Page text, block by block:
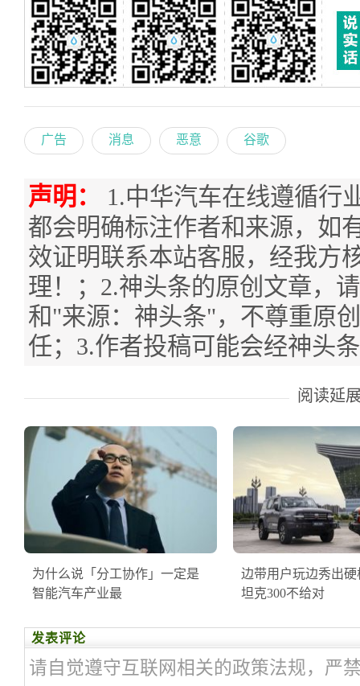
广告 消息 恶意 谷歌
声明：
1.中华汽车在线遵循行
都会明确标注作者和来源，如
效证明联系本站客服，经我方
理！；2.神头条的原创文章，
和"来源：神头条"，不尊重原
任；3.作者投稿可能会经神头
阅读延
为什么说「分工协作」一定是
智能汽车产业最
边带用户玩边秀出硬
坦克300不给对
发表评论
请自觉遵守互联网相关的政策法规，严